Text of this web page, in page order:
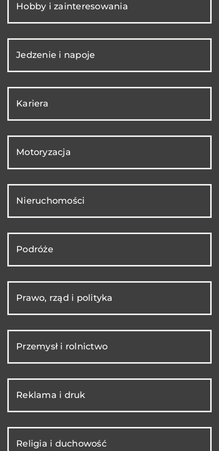
Hobby i zainteresowania
Jedzenie i napoje
Kariera
Motoryzacja
Nieruchomości
Podróże
Prawo, rząd i polityka
Przemysł i rolnictwo
Reklama i druk
Religia i duchowość